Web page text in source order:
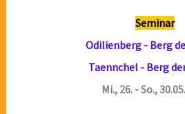
Seminar
Odilienberg - Berg
Taennchel - Berg
Mi., 26. - So.,